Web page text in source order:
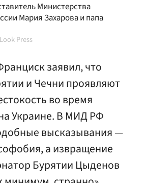
Министерства
Мария Захарова и папа
Press
заявил, что
и Чечни проявляют
во время
Украине. В МИД РФ
высказывания —
а извращение
Бурятии Цыденов